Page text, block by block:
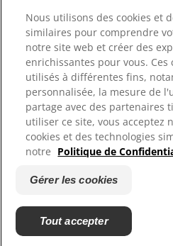
© 2025 Hill's Pet
All rights reserved.
As used herein,
in the U.S. only;
Politique de confidentialité
Nous utilisons des cookies et
similaires pour comprendre
notre site web et créer des
enrichissantes pour vous. Ces
utilisés à différentes fins,
personnalisée, la mesure de
partage avec des partenaires
utiliser ce site, vous acceptez
cookies et des technologies
notre Politique de
Gérer les cookies
Tout accepter